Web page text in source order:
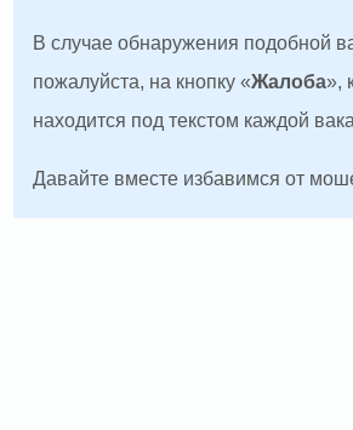
В случае обнаружения подобной
пожалуйста, на кнопку «Жалоба»,
находится под текстом каждой
Давайте вместе избавимся от